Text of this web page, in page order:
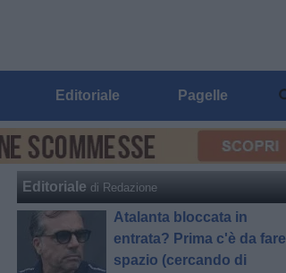
Editoriale Pagelle
Editoriale di Redazione
Atalanta bloccata in
entrata? Prima c'è da fare
spazio (cercando di